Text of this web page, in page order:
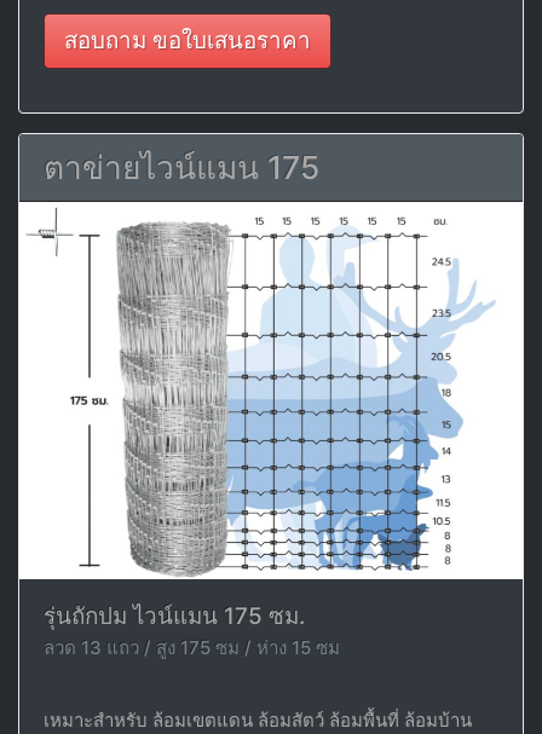
สอบถาม ขอใบเสนอราคา
ตาข่ายไวน์แมน 175
รุ่นถักปม ไวน์แมน 175 ซม.
ลวด 13 แถว / สูง 175 ซม / ห่าง 15 ซม
เหมาะสำหรับ ล้อมเขตแดน ล้อมสัตว์ ล้อมพื้นที่ ล้อมบ้าน